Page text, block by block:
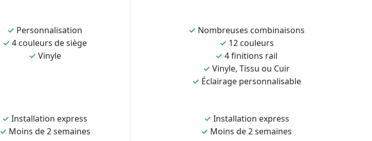
✓ Personnalisation
✓ 4 couleurs de siège
✓ Vinyle
✓ Nombreuses combinaisons
✓ 12 couleurs
✓ 4 finitions rail
✓ Vinyle, Tissu ou Cuir
✓ Éclairage personnalisable
✓ Installation express
✓ Moins de 2 semaines
✓ Installation express
✓ Moins de 2 semaines